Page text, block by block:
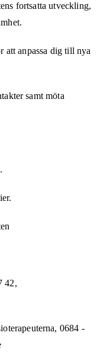
fortsatta utveckling,
att anpassa dig till nya
samt möta
42,
0684 -